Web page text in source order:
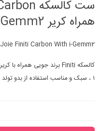
همراه کریر i-Gemm2
Joie Finiti Carbon With i-Gemm2
۱ ، سبک و مناسب استفاده از بدو تولد نوزاد است.